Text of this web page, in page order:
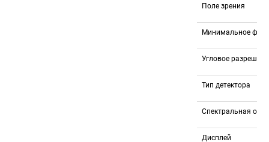
Поле зрения
Минимальное
Угловое
Тип детектора
Спектральная
Дисплей